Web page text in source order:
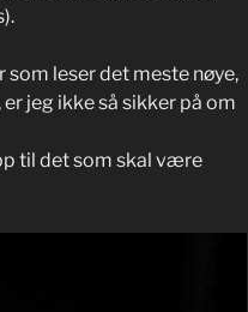
som leser det meste nøye,
jeg ikke så sikker på om
til det som skal være